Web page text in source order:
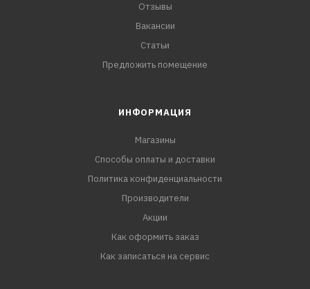
Отзывы
Вакансии
Статьи
Предложить помещение
ИНФОРМАЦИЯ
Магазины
Способы оплаты и доставки
Политика конфиденциальности
Производители
Акции
Как оформить заказ
Как записаться на сервис